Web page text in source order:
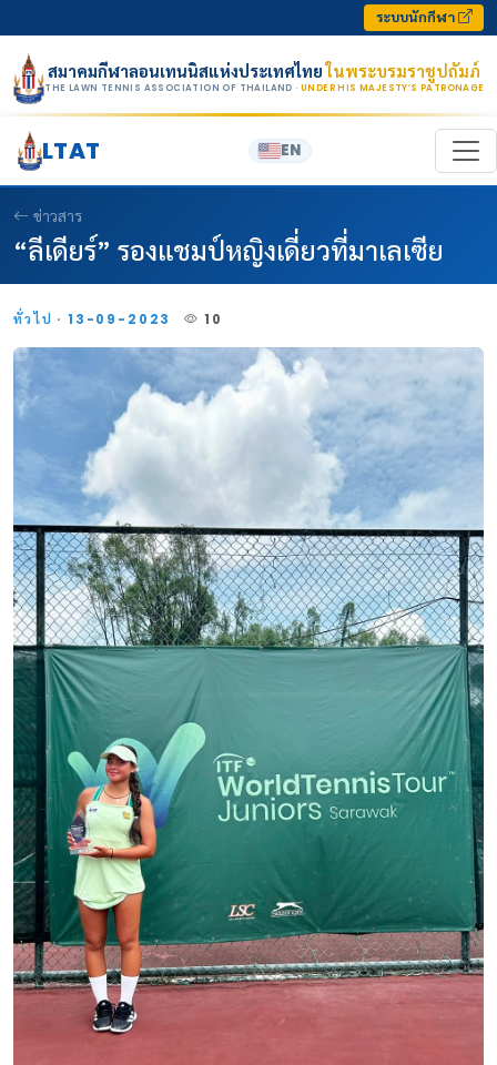
ระบบนักกีฬา
สมาคมกีฬาลอนเทนนิสแห่งประเทศไทยในพระบรมราชูปถัมภ์
THE LAWN TENNIS ASSOCIATION OF THAILAND · UNDER HIS MAJESTY’S PATRONAGE
LTAT EN
ข่าวสาร
“ลีเดียร์” รองแชมป์หญิงเดี่ยวที่มาเลเซีย
ทั่วไป · 13-09-2023 10